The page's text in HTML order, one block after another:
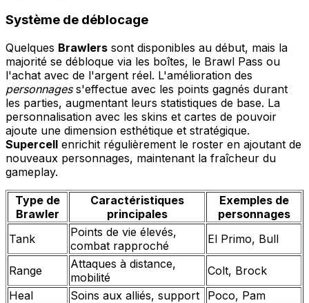
Système de déblocage
Quelques Brawlers sont disponibles au début, mais la
majorité se débloque via les boîtes, le Brawl Pass ou
l'achat avec de l'argent réel. L'amélioration des
personnagess'effectue avec les points gagnés durant
les parties, augmentant leurs statistiques de base. La
personnalisation avec les skins et cartes de pouvoir
ajoute une dimension esthétique et stratégique.
Supercell enrichit régulièrement le roster en ajoutant de
nouveaux personnages, maintenant la fraîcheur du
gameplay.
Type de
Brawler
Caractéristiques
principales
Exemples de
personnages
Tank
Points de vie élevés,
combat rapproché
El Primo, Bull
Range
Attaques à distance,
mobilité
Colt, Brock
Heal
Soins aux alliés, support
Poco, Pam